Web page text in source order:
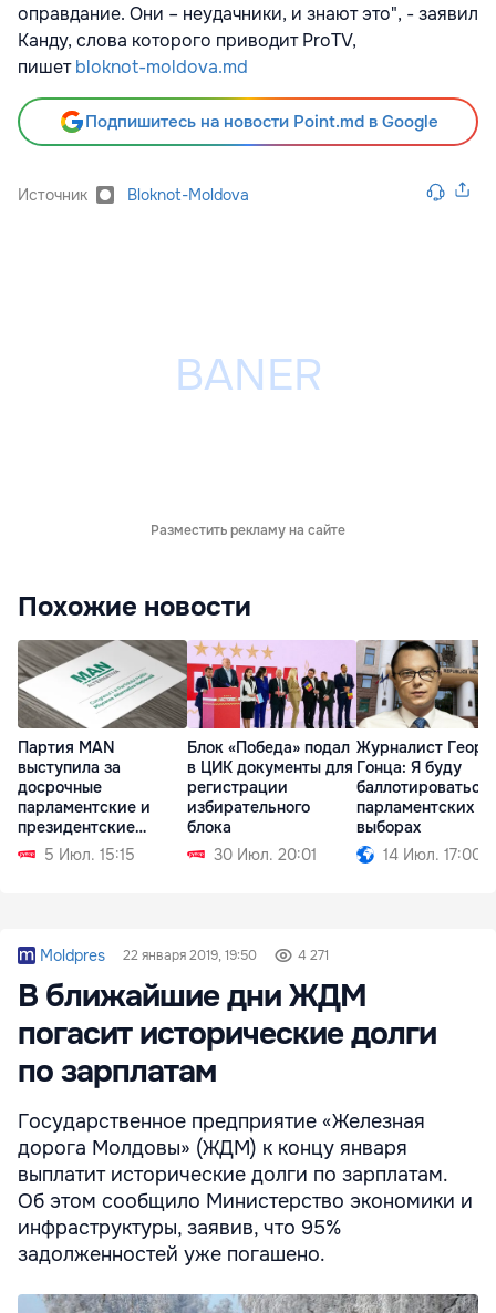
оправдание. Они – неудачники, и знают это", - заявил
Канду, слова которого приводит ProTV,
пишетbloknot-moldova.md
Подпишитесь на новости Point.md в Google
Источник Bloknot-Moldova
Разместить рекламу на сайте
Похожие новости
Партия MAN
выступила за
досрочные
парламентские и
президентские
выборы5 Июл. 15:15
Блок «Победа» подал
в ЦИК документы для
регистрации
избирательного
блока
30 Июл. 20:01
Журналист
Гонца: Я буду
баллотироваться
парламентских
выборах
14 Июл. 17:00
Moldpres 22 января 2019, 19:50 4 271
В ближайшие дни ЖДМ
погасит исторические долги
по зарплатам
Государственное предприятие «Железная
дорога Молдовы» (ЖДМ) к концу января
выплатит исторические долги по зарплатам.
Об этом сообщило Министерство экономики и
инфраструктуры, заявив, что 95%
задолженностей уже погашено.